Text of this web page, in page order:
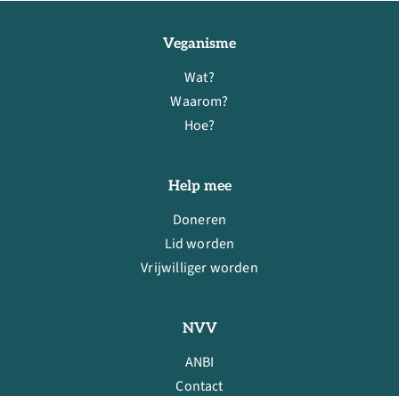
Veganisme
Wat?
Waarom?
Hoe?
Help mee
Doneren
Lid worden
Vrijwilliger worden
NVV
ANBI
Contact